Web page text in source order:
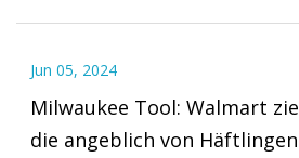
Jun 05, 2024
Milwaukee Tool: Walmart
die angeblich von